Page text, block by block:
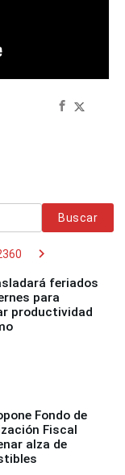
Buscar
chevron_right
feriados
para
productividad
Fondo de
Fiscal
alza de